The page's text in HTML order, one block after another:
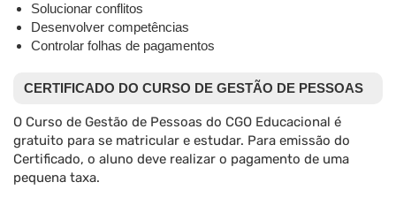
Solucionar conflitos
Desenvolver competências
Controlar folhas de pagamentos
CERTIFICADO DO CURSO DE GESTÃO DE PESSOAS
O Curso de Gestão de Pessoas do CGO Educacional é
gratuito para se matricular e estudar. Para emissão do
Certificado, o aluno deve realizar o pagamento de uma
pequena taxa.